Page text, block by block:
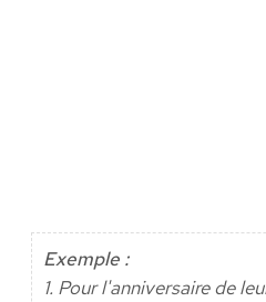
Exemple :
1. Pour l'anniversaire de